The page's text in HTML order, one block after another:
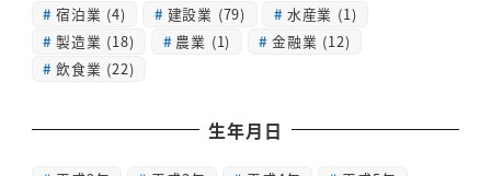
宿泊業 (4) 建設業 (79) 水産業 (1)
製造業 (18) 農業 (1) 金融業 (12)
飲食業 (22)
生年月日